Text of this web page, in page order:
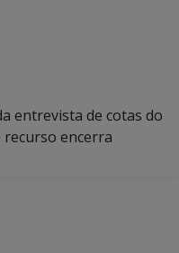
entrevista de cotas do
recurso encerra